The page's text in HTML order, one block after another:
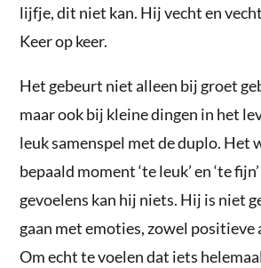
lijfje, dit niet kan. Hij vecht en
Keer op keer.
Het gebeurt niet alleen bij groet
maar ook bij kleine dingen in het
leuk samenspel met de duplo. Het
bepaald moment ‘te leuk’ en ‘te
gevoelens kan hij niets. Hij is niet
gaan met emoties, zowel positieve
Om echt te voelen dat iets